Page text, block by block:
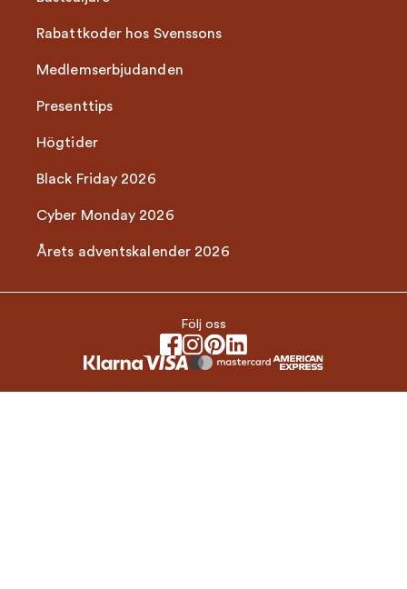
Rabattkoder hos Svenssons
Medlemserbjudanden
Presenttips
Högtider
Black Friday 2026
Cyber Monday 2026
Årets adventskalender 2026
Följ oss